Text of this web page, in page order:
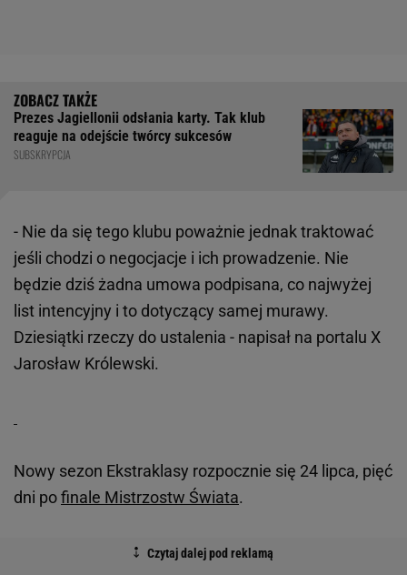
Prezes Jagiellonii odsłania karty. Tak klub
reaguje na odejście twórcy sukcesów
SUBSKRYPCJA
- Nie da się tego klubu poważnie jednak traktować
jeśli chodzi o negocjacje i ich prowadzenie. Nie
będzie dziś żadna umowa podpisana, co najwyżej
list intencyjny i to dotyczący samej murawy.
Dziesiątki rzeczy do ustalenia - napisał na portalu X
Jarosław Królewski.
Nowy sezon Ekstraklasy rozpocznie się 24 lipca, pięć
dni pofinale Mistrzostw Świata.